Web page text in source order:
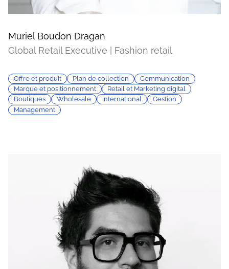
Muriel Boudon Dragan
Global Retail Executive | Fashion retail
Offre et produit Plan de collection
Communication
Marque et positionnement
Retail et Marketing digital
Boutiques
Wholesale International
Gestion
Management